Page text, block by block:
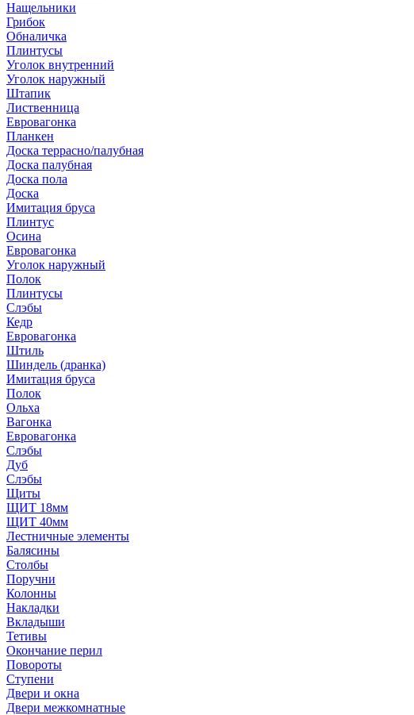
Нащельники
Грибок
Обналичка
Плинтусы
Уголок внутренний
Уголок наружный
Штапик
Лиственница
Евровагонка
Планкен
Доска террасно/палубная
Доска палубная
Доска пола
Доска
Имитация бруса
Плинтус
Осина
Евровагонка
Уголок наружный
Полок
Плинтусы
Слэбы
Кедр
Евровагонка
Штиль
Шиндель (дранка)
Имитация бруса
Полок
Ольха
Вагонка
Евровагонка
Слэбы
Дуб
Слэбы
Щиты
ЩИТ 18мм
ЩИТ 40мм
Лестничные элементы
Балясины
Столбы
Поручни
Колонны
Накладки
Вкладыши
Тетивы
Окончание перил
Повороты
Ступени
Двери и окна
Двери межкомнатные